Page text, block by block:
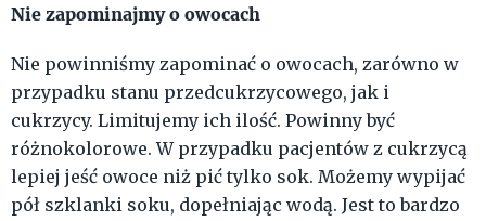
Nie zapominajmy o owocach
Nie powinniśmy zapominać o owocach, zarówno w
przypadku stanu przedcukrzycowego, jak i
cukrzycy. Limitujemy ich ilość. Powinny być
różnokolorowe. W przypadku pacjentów z cukrzycą
lepiej jeść owoce niż pić tylko sok. Możemy wypijać
pół szklanki soku, dopełniając wodą. Jest to bardzo